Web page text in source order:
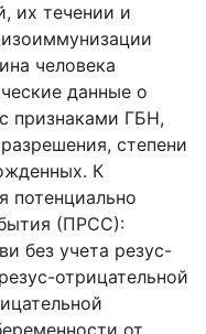
их течении и
человека
данные о
признаками ГБН,
степени
К
потенциально
(ПРСС):
без учета резус-
отрицательной
от